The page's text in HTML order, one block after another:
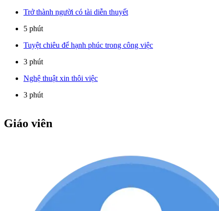
Trở thành người có tài diễn thuyết
5 phút
Tuyệt chiêu để hạnh phúc trong công việc
3 phút
Nghệ thuật xin thôi việc
3 phút
Giáo viên